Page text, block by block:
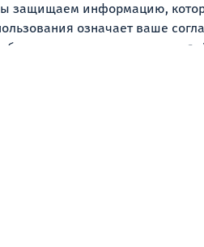
защищаем информацию,
означает ваше
существенных изменениях